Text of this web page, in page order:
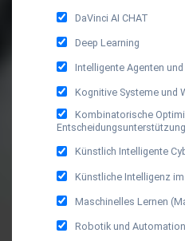
DaVinci AI CHAT
Deep Learning
Intelligente Agenten
Kognitive Systeme und
Kombinatorische
Entscheidungsunterstützung
Künstlich Intelligente
Künstliche Intelligenz
Maschinelles Lernen
Robotik und Automation